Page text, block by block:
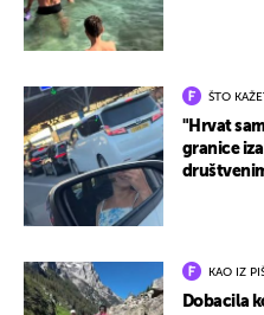
ŠTO
"Hrvat
granice
KAO IZ
Dobacila